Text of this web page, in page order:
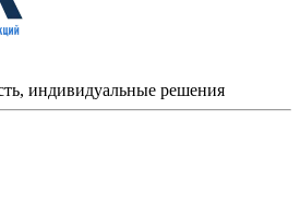
индивидуальные решения